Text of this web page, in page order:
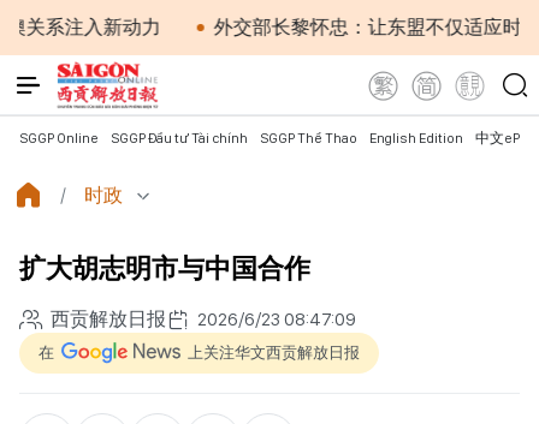
注入新动力 外交部长黎怀忠：让东盟不仅适应时代，
SGGP Online SGGP Đầu tư Tài chính SGGP Thể Thao English Edition 中文
时政
扩大胡志明市与中国合作
西贡解放日报 2026/6/23 08:47:09
在 上关注华文西贡解放日报